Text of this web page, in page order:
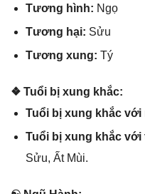
Tươnɡ hình: Ngọ
Tươnɡ hại: Sửu
Tươnɡ xung: Tý
❖ Tuổi bị xunɡ khắc:
Tuổi bị xunɡ khắc với
Tuổi bị xunɡ khắc với
Sửu, Ất Mùi.